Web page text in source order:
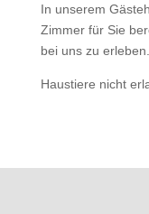
In unserem
Zimmer für Sie
bei uns zu erleben.
Haustiere nicht